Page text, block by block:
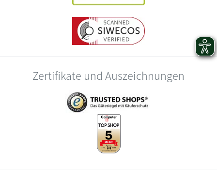
Zertifikate und Auszeichnungen